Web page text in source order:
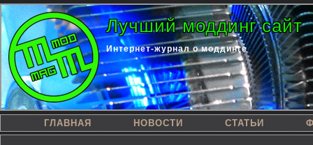
Лучший моддинг сайт
Интернет-журнал о моддинге
ГЛАВНАЯ НОВОСТИ СТАТЬИ